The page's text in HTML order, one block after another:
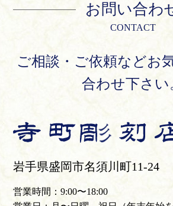
お問い合わ
CONTACT
ご相談・ご依頼などお
合わせ下さい
岩手県盛岡市名須川町11-24
営業時間：9:00〜18:00